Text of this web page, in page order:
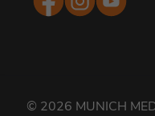
© 2026 MUNICH